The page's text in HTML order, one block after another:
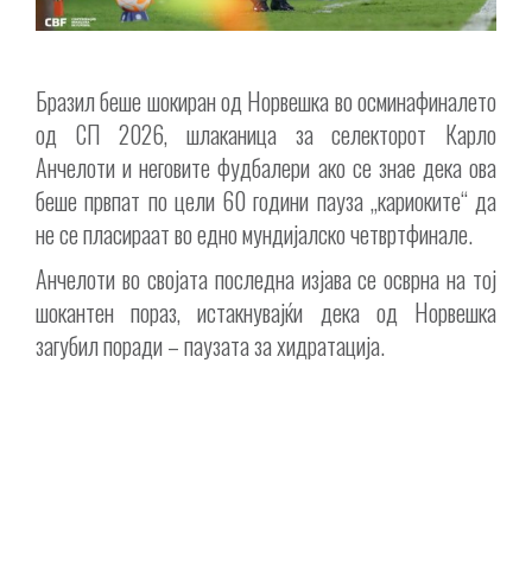
Бразил беше шокиран од Норвешка во осминафиналето
од СП 2026, шлаканица за селекторот Карло
Анчелоти и неговите фудбалери ако се знае дека ова
беше првпат по цели 60 години пауза „кариоките“ да
не се пласираат во едно мундијалско четвртфинале.
Анчелоти во својата последна изјава се осврна на тој
шокантен пораз, истакнувајќи дека од Норвешка
загубил поради – паузата за хидратација.